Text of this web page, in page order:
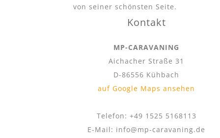
von seiner schönsten Seite.
Kontakt
MP-CARAVANING
Aichacher Straße 31
D-86556 Kühbach
auf Google Maps ansehen
Telefon: +49 1525 5168113
E-Mail: info@mp-caravaning.de